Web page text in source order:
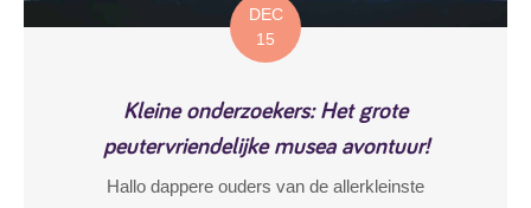
DEC
15
Kleine onderzoekers: Het grote
peutervriendelijke musea avontuur!
Hallo dappere ouders van de allerkleinste